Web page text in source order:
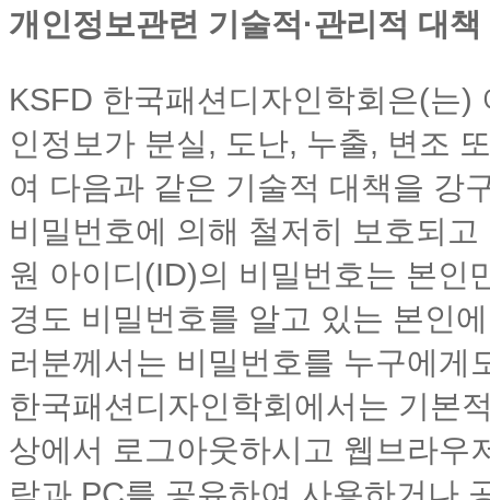
개인정보관련 기술적·관리적 대책
KSFD 한국패션디자인학회은(는
인정보가 분실, 도난, 누출, 변조
여 다음과 같은 기술적 대책을 강
비밀번호에 의해 철저히 보호되
원 아이디(ID)의 비밀번호는 본인
경도 비밀번호를 알고 있는 본인
러분께서는 비밀번호를 누구에게
한국패션디자인학회에서는 기본
상에서 로그아웃하시고 웹브라우